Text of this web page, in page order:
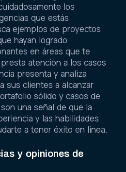
los
que estás
ejemplos de proyectos
hayan logrado
en áreas que te
atención a los casos
presenta y analiza
sus clientes a alcanzar
sólido y casos de
una señal de que la
y las habilidades
a tener éxito en línea.
y opiniones de